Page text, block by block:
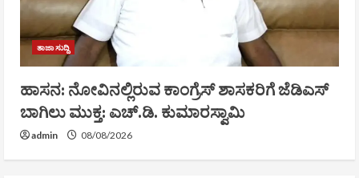
ತಾಜಾ ಸುದ್ದಿ
ಹಾಸನ: ನೋವಿನಲ್ಲಿರುವ ಕಾಂಗ್ರೆಸ್‌ ಶಾಸಕರಿಗೆ ಜೆಡಿಎಸ್‌
ಬಾಗಿಲು ಮುಕ್ತ: ಎಚ್.ಡಿ. ಕುಮಾರಸ್ವಾಮಿ
admin 08/08/2026